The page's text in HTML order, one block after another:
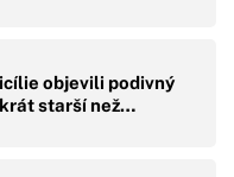
objevili podivný
starší než…